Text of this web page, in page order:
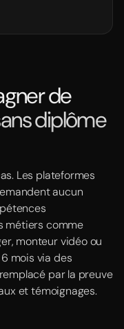
de
diplôme
Les plateformes
aucun
métiers comme
monteur vidéo ou
mois via des
par la preuve
et témoignages.